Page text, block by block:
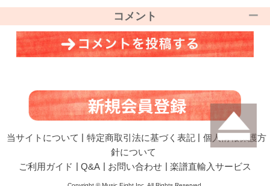
コメント
当サイトについて | 特定商取引法に基づく表記 | 個人情報保護方
針について
ご利用ガイド | Q&A | お問い合わせ | 楽譜直輸入サービス